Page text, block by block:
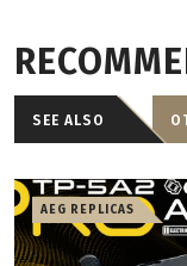
SEE ALSO
AEG REPLICAS